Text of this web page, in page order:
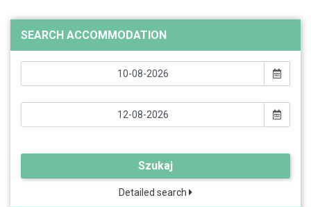
SEARCH ACCOMMODATION
Szukaj
Detailed search